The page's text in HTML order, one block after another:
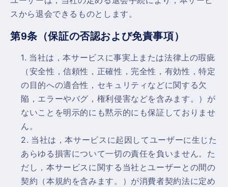
スから退会できるものとします。
第9条（保証の否認および免責事項）
当社は，本サービスに事実上または法律上の瑕疵
（安全性，信頼性，正確性，完全性，有効性，特定
の目的への適合性，セキュリティなどに関する欠
陥，エラーやバグ，権利侵害などを含みます。）が
ないことを明示的にも黙示的にも保証しておりませ
ん。
当社は，本サービスに起因してユーザーに生じた
あらゆる損害について一切の責任を負いません。た
だし，本サービスに関する当社とユーザーとの間の
契約（本規約を含みます。）が消費者契約法に定め